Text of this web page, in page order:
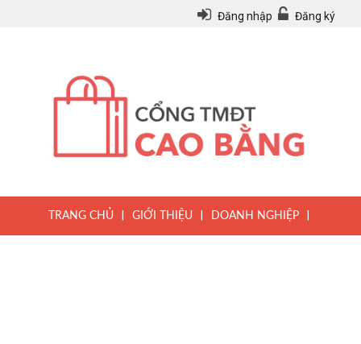
Đăng nhập Đăng ký
TRANG CHỦ GIỚI THIỆU DOANH NGHIỆP